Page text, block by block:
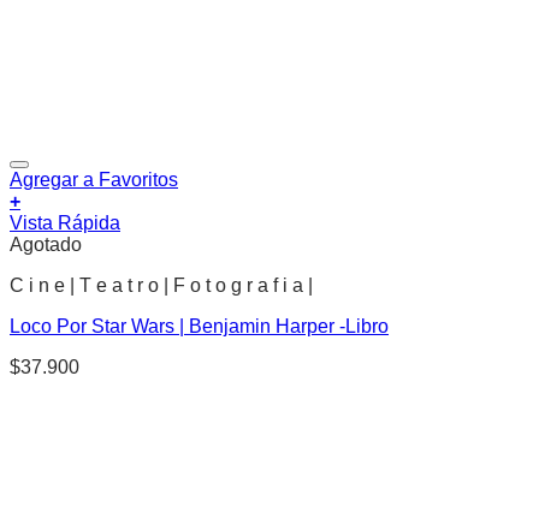
Agregar a Favoritos
+
Vista Rápida
Agotado
C i n e | T e a t r o | F o t o g r a f i a |
Loco Por Star Wars | Benjamin Harper -Libro
$37.900